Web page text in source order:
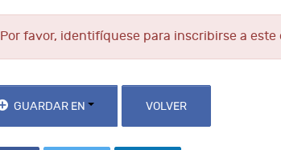
Por favor, identifíquese para inscribirse a este
GUARDAR EN VOLVER